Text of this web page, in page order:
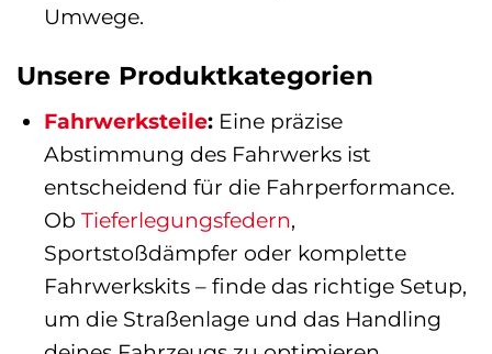
Umwege.
Unsere Produktkategorien
Fahrwerksteile:Eine präzise
Abstimmung des Fahrwerks ist
entscheidend für die Fahrperformance.
Ob Tieferlegungsfedern,
Sportstoßdämpfer oder komplette
Fahrwerkskits – finde das richtige Setup,
um die Straßenlage und das Handling